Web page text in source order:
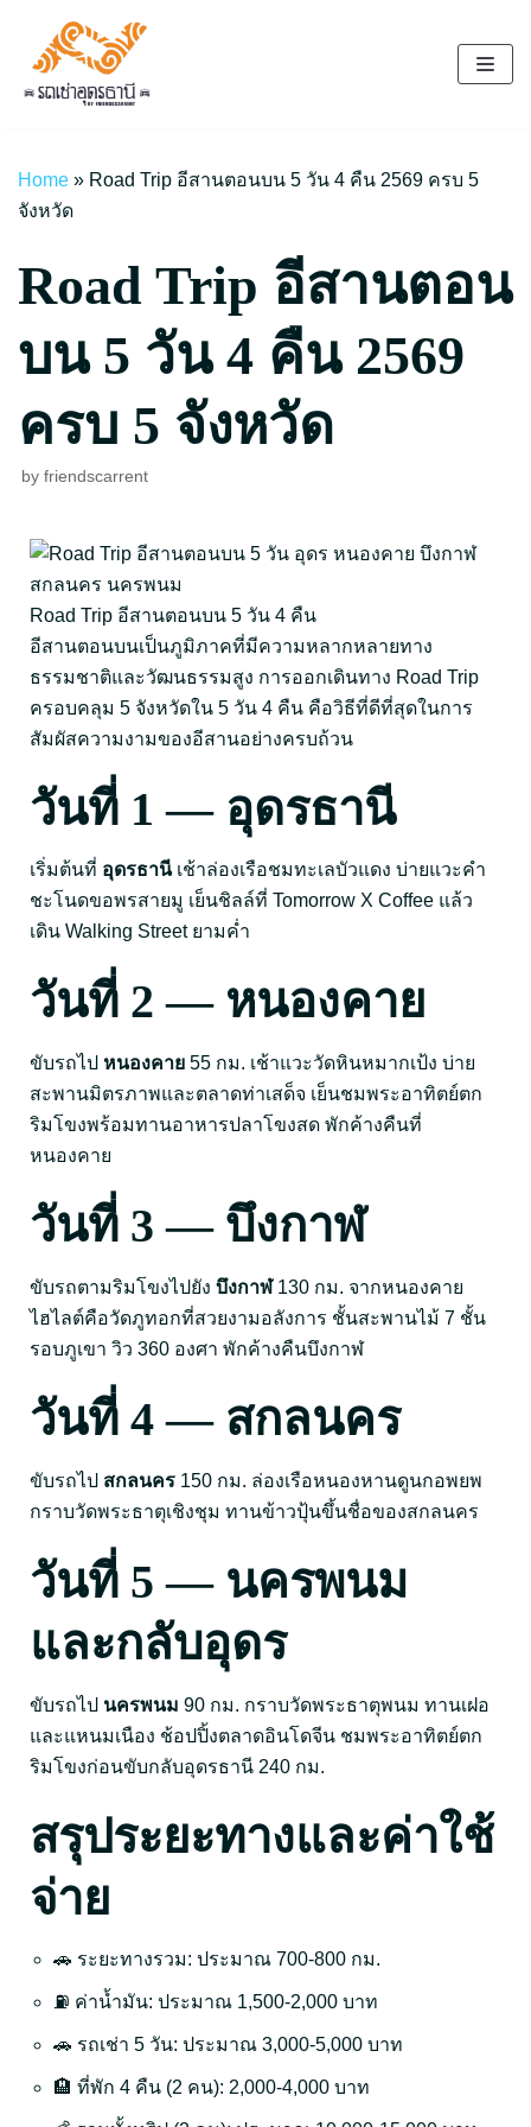
Skip
to
content
Home » Road Trip อีสานตอนบน 5 วัน 4 คืน 2569 ครบ 5
จังหวัด
Road Trip อีสานตอน
บน 5 วัน 4 คืน 2569
ครบ 5 จังหวัด
by friendscarrent
Road Trip อีสานตอนบน 5 วัน 4 คืน
อีสานตอนบนเป็นภูมิภาคที่มีความหลากหลายทาง
ธรรมชาติและวัฒนธรรมสูง การออกเดินทาง Road Trip
ครอบคลุม 5 จังหวัดใน 5 วัน 4 คืน คือวิธีที่ดีที่สุดในการ
สัมผัสความงามของอีสานอย่างครบถ้วน
วันที่ 1 — อุดรธานี
เริ่มต้นที่ อุดรธานีเช้าล่องเรือชมทะเลบัวแดง บ่ายแวะคำ
ชะโนดขอพรสายมู เย็นชิลล์ที่ Tomorrow X Coffee แล้ว
เดิน Walking Street ยามค่ำ
วันที่ 2 — หนองคาย
ขับรถไป หนองคาย 55 กม. เช้าแวะวัดหินหมากเป้ง บ่าย
สะพานมิตรภาพและตลาดท่าเสด็จ เย็นชมพระอาทิตย์ตก
ริมโขงพร้อมทานอาหารปลาโขงสด พักค้างคืนที่
หนองคาย
วันที่ 3 — บึงกาฬ
ขับรถตามริมโขงไปยัง บึงกาฬ130 กม. จากหนองคาย
ไฮไลต์คือวัดภูทอกที่สวยงามอลังการ ชั้นสะพานไม้ 7 ชั้น
รอบภูเขา วิว 360 องศา พักค้างคืนบึงกาฬ
วันที่ 4 — สกลนคร
ขับรถไป สกลนคร 150 กม. ล่องเรือหนองหานดูนกอพยพ
กราบวัดพระธาตุเชิงชุม ทานข้าวปุ้นขึ้นชื่อของสกลนคร
วันที่ 5 — นครพนม
และกลับอุดร
ขับรถไป นครพนม 90 กม. กราบวัดพระธาตุพนม ทานเฝอ
และแหนมเนือง ช้อปปิ้งตลาดอินโดจีน ชมพระอาทิตย์ตก
ริมโขงก่อนขับกลับอุดรธานี 240 กม.
สรุประยะทางและค่าใช้
จ่าย
🚗 ระยะทางรวม: ประมาณ 700-800 กม.
⛽ ค่าน้ำมัน: ประมาณ 1,500-2,000 บาท
🚗 รถเช่า 5 วัน: ประมาณ 3,000-5,000 บาท
🏨 ที่พัก 4 คืน (2 คน): 2,000-4,000 บาท